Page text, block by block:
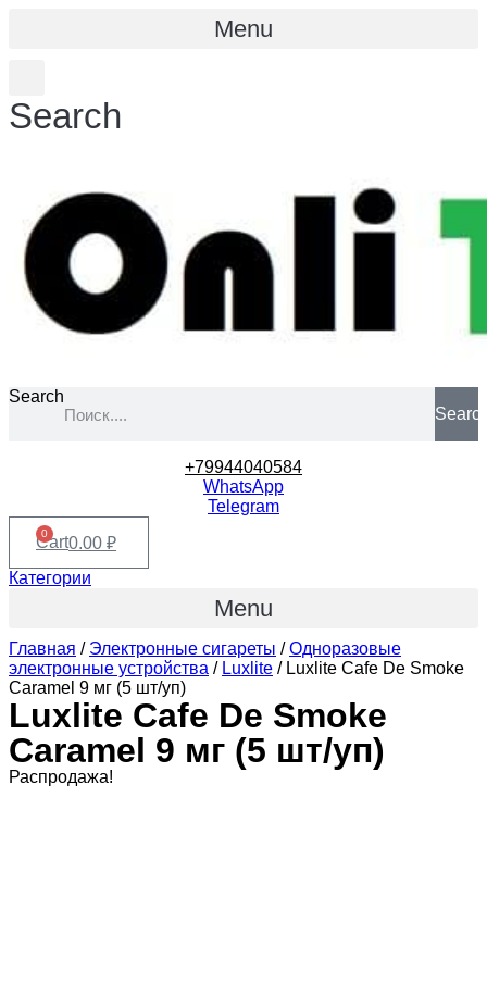
Menu
Search
Search
+79944040584
WhatsApp
Telegram
0.00 ₽
0
Cart
Категории
Menu
Главная / Электронные сигареты /Одноразовые
электронные устройства / Luxlite / Luxlite Cafe De Smoke
Caramel 9 мг (5 шт/уп)
Luxlite Cafe De Smoke
Caramel 9 мг (5 шт/уп)
Распродажа!